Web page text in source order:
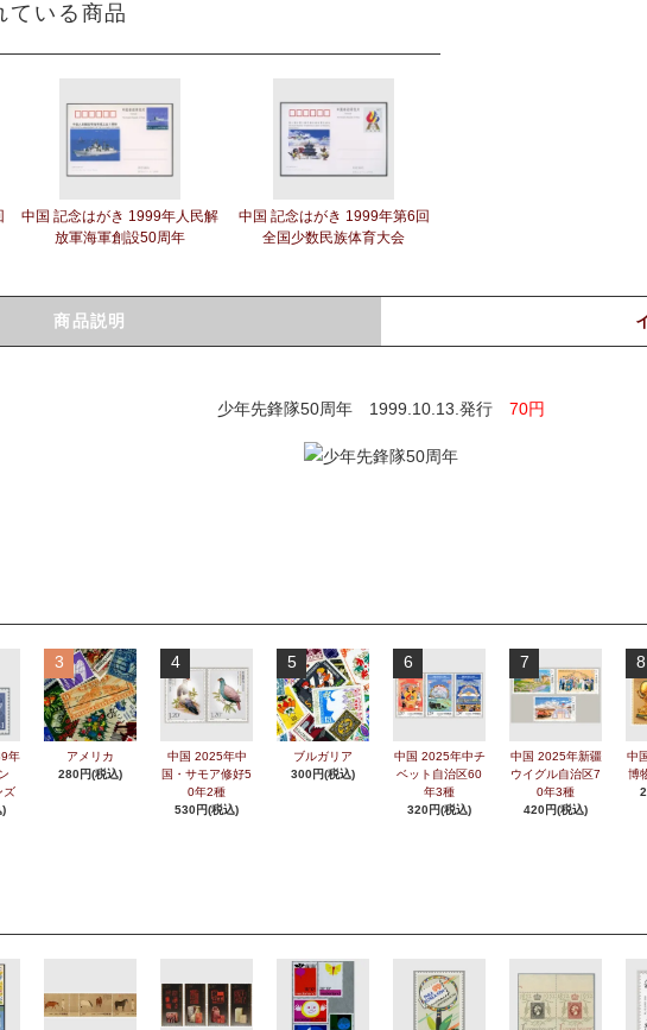
ている商品
中国 記念はがき 1999年人民解
放軍海軍創設50周年
中国 記念はがき 1999年第6回
全国少数民族体育大会
商品説明
少年先鋒隊50周年 1999.10.13.発行 70円
年
ズ
)
3
アメリカ
280円(税込)
4
中国 2025年中
国・サモア修好5
0年2種
530円(税込)
5
ブルガリア
300円(税込)
6
中国 2025年中チ
ベット自治区60
年3種
320円(税込)
7
中国 2025年新疆
ウイグル自治区7
0年3種
420円(税込)
8
中
博